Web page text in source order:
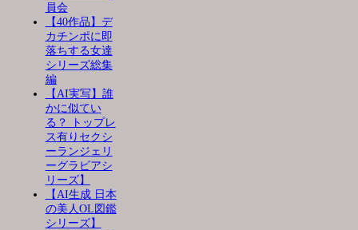
員会
【40作品】デ
カチンポに即
落ちする女達
シリーズ総集
編
【AI実写】誰
かに似てい
る？ トップレ
ス有りセクシ
ーランジェリ
ーグラビアシ
リーズ】
【AI生成 日本
の美人OL図鑑
シリーズ】